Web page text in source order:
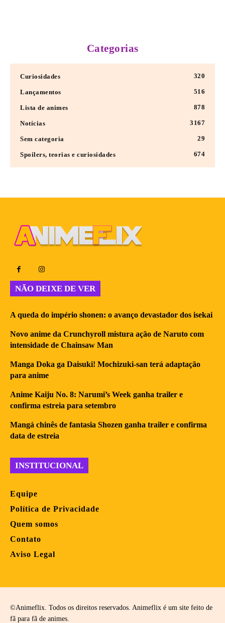
Categorias
Curiosidades 320
Lançamentos 516
Lista de animes 878
Notícias 3167
Sem categoria 29
Spoilers, teorias e curiosidades 674
NÃO DEIXE DE VER
A queda do império shonen: o avanço devastador dos isekai
Novo anime da Crunchyroll mistura ação de Naruto com
intensidade de Chainsaw Man
Manga Doka ga Daisuki! Mochizuki-san terá adaptação
para anime
Anime Kaiju No. 8: Narumi’s Week ganha trailer e
confirma estreia para setembro
Mangá chinês de fantasia Shozen ganha trailer e confirma
data de estreia
INSTITUCIONAL
Equipe
Política de Privacidade
Quem somos
Contato
Aviso Legal
©Animeflix. Todos os direitos reservados. Animeflix é um site feito de
fã para fã de animes.